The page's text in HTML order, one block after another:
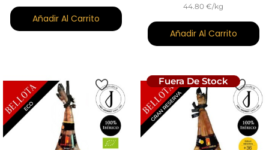
Añadir Al Carrito
44.80 €/kg
Añadir Al Carrito
Fuera De Stock